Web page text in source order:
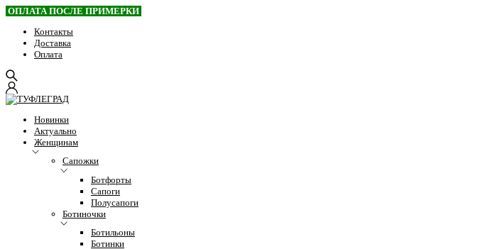
ОПЛАТА ПОСЛЕ ПРИМЕРКИ
Контакты
Доставка
Оплата
Новинки
Актуально
Женщинам
Сапожки
Ботфорты
Сапоги
Полусапоги
Ботиночки
Ботильоны
Ботинки